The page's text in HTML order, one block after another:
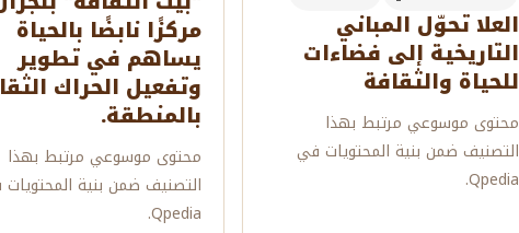
العلا تحوّل المباني
التاريخية إلى فضاءات
للحياة والثقافة
محتوى موسوعي مرتبط بهذا
التصنيف ضمن بنية المحتويات في
Qpedia.
مركزًا نابضًا بالحياة
يساهم في تطوير
وتفعيل الحراك
بالمنطقة.
محتوى موسوعي مرتبط بهذا
التصنيف ضمن بنية
Qpedia.